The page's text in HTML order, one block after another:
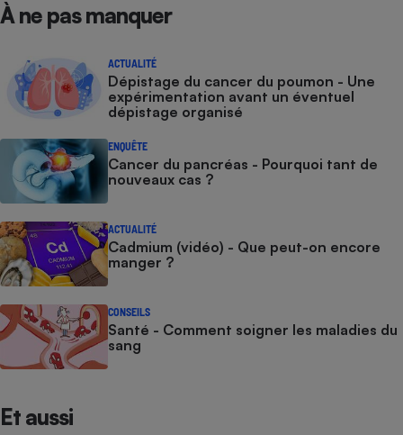
À ne pas manquer
ACTUALITÉ
Dépistage du cancer du poumon - Une
expérimentation avant un éventuel
dépistage organisé
ENQUÊTE
Cancer du pancréas - Pourquoi tant de
nouveaux cas ?
ACTUALITÉ
Cadmium (vidéo) - Que peut-on encore
manger ?
CONSEILS
Santé - Comment soigner les maladies du
sang
Et aussi